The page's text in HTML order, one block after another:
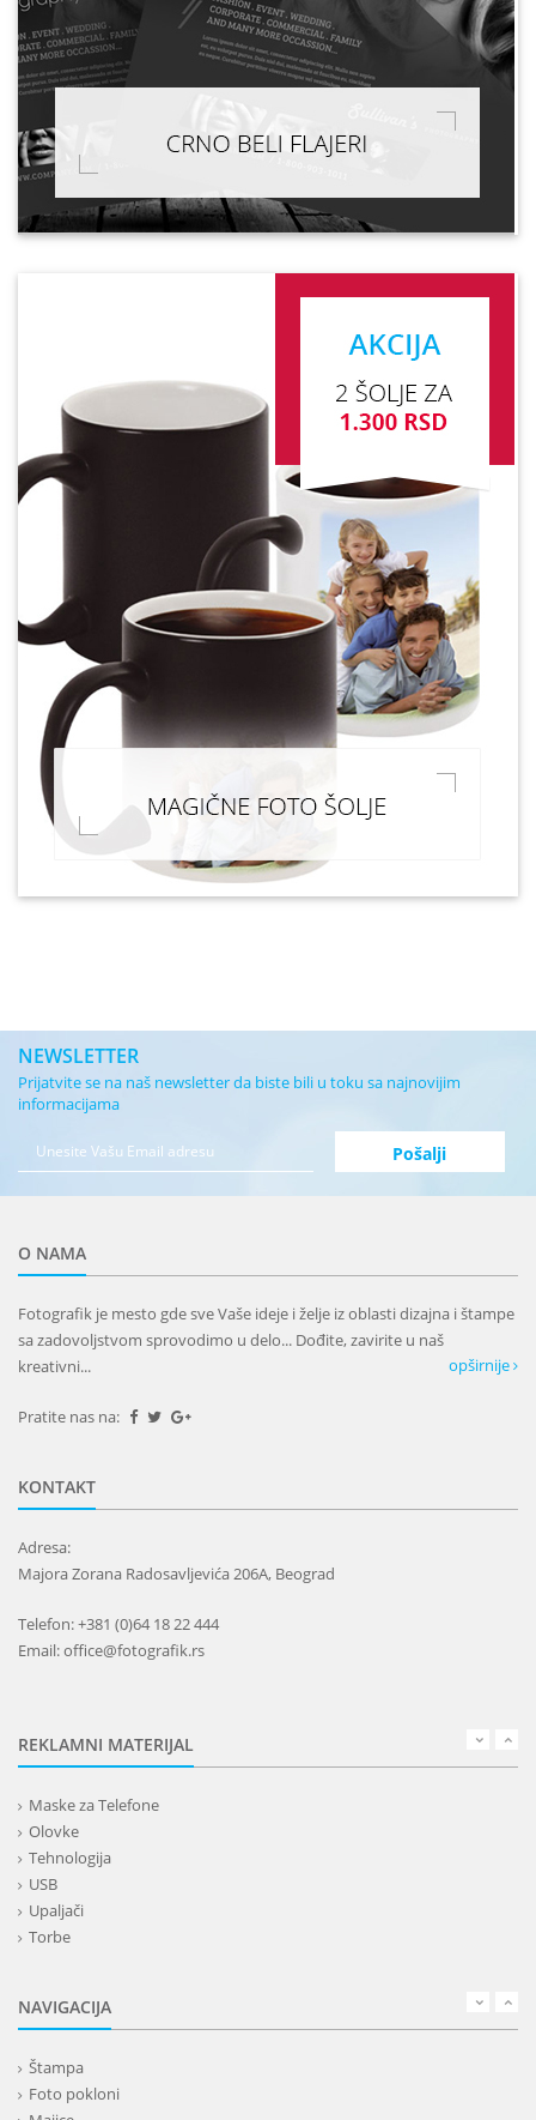
NEWSLETTER
Prijatvite se na naš newsletter da biste bili u toku sa najnovijim
informacijama
O NAMA
Fotografik je mesto gde sve Vaše ideje i želje iz oblasti dizajna i štampe
sa zadovoljstvom sprovodimo u delo... Dođite, zavirite u naš
kreativni...
opširnije
Pratite nas na:
KONTAKT
Adresa:
Majora Zorana Radosavljevića 206A, Beograd
Telefon: +381 (0)64 18 22 444
Email: office@fotografik.rs
REKLAMNI MATERIJAL
Maske za Telefone
Olovke
Tehnologija
USB
Upaljači
Torbe
Alati i oprema
Kišobrani
Kućni setovi
NAVIGACIJA
Štampa
Foto pokloni